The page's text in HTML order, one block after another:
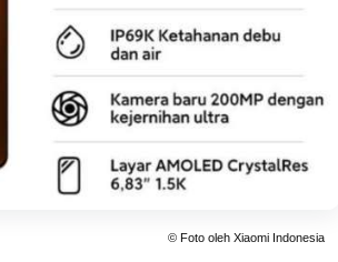
© Foto oleh Xiaomi Indonesia